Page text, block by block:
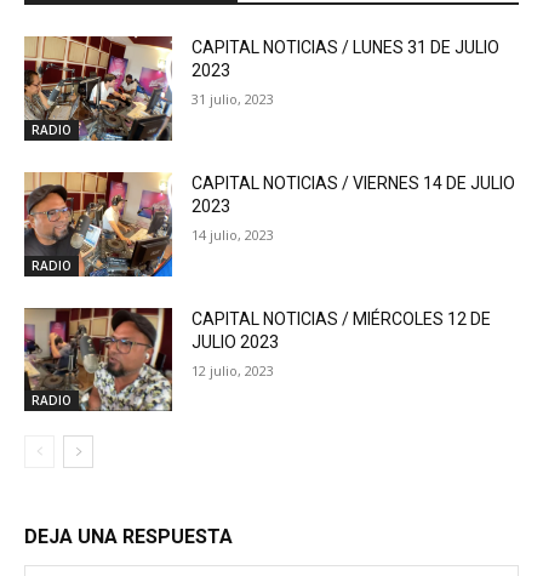
RADIO
CAPITAL NOTICIAS / LUNES 31 DE JULIO
2023
31 julio, 2023
RADIO
CAPITAL NOTICIAS / VIERNES 14 DE JULIO
2023
14 julio, 2023
RADIO
CAPITAL NOTICIAS / MIÉRCOLES 12 DE
JULIO 2023
12 julio, 2023
DEJA UNA RESPUESTA